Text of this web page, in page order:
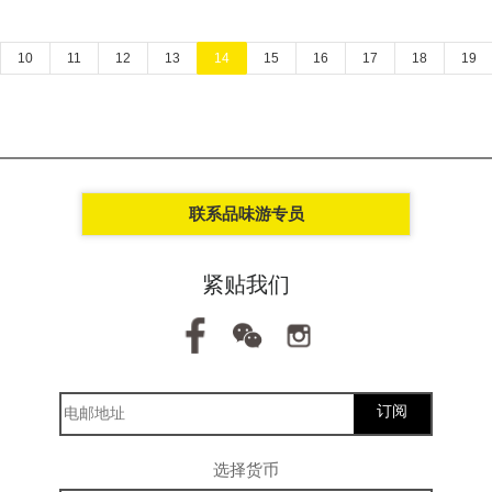
10 11 12 13 14 15 16 17 18 19
联系品味游专员
紧贴我们
订阅
选择货币